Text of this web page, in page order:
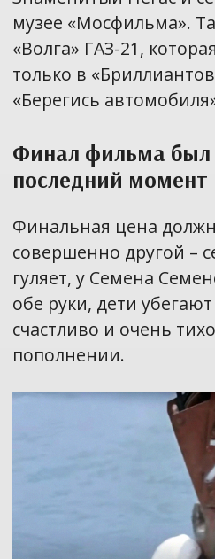
музее «Мосфильма».
«Волга» ГАЗ-21,
только в
«Берегись
Финал фильма был
последний момент
Финальная цена
совершенно другой –
гуляет, у Семена
обе руки, дети
счастливо и очень
пополнении.